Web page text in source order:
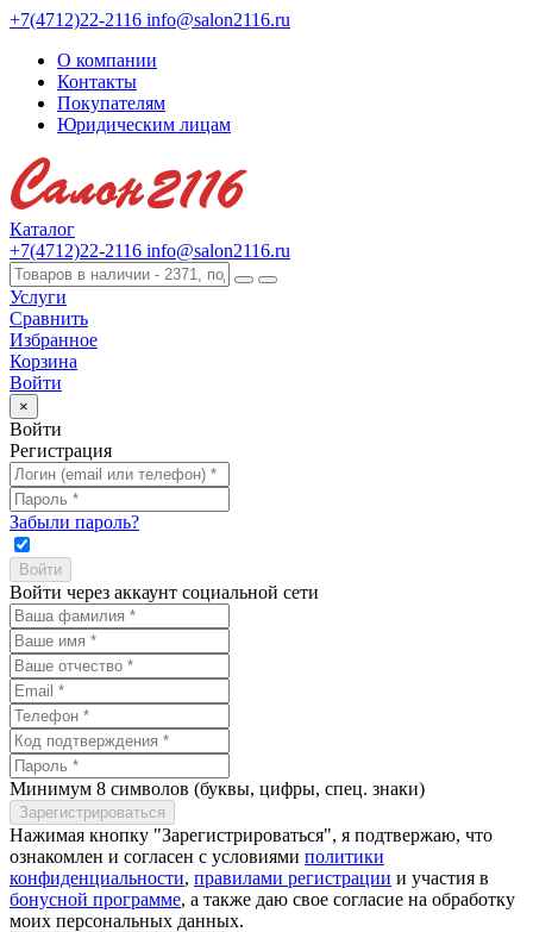
+7(4712)22-2116 info@salon2116.ru
О компании
Контакты
Покупателям
Юридическим лицам
Каталог
+7(4712)22-2116 info@salon2116.ru
Услуги
Сравнить
Избранное
Корзина
Войти
×
Войти
Регистрация
Забыли пароль?
Войти через аккаунт социальной сети
Минимум 8 символов (буквы, цифры, спец. знаки)
Нажимая кнопку "Зарегистрироваться", я подтвержаю, что
ознакомлен и согласен с условиями политики
конфиденциальности, правилами регистрации и участия в
бонусной программе, а также даю свое согласие на обработку
моих персональных данных.